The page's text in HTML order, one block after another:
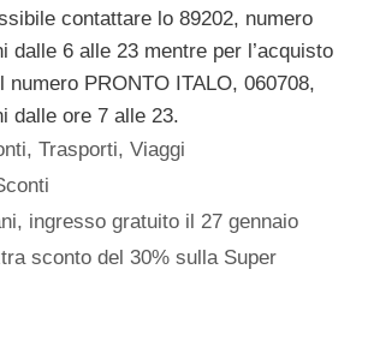
contattare lo 89202, numero
dalle 6 alle 23 mentre per l’acquisto
numero PRONTO ITALO, 060708,
dalle ore 7 alle 23.
,Trasporti,Viaggi
ingresso gratuito il 27 gennaio
sconto del 30% sulla Super